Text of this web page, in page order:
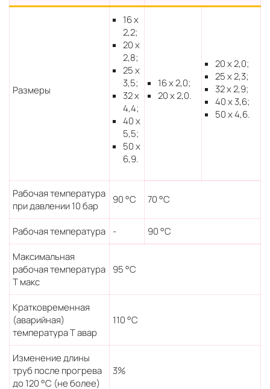
Размеры
16 x
2,2;
20 x
2,8;
25 x
3,5;
32 x
4,4;
40 x
5,5;
50 x
6,9.
16 x 2,0;
20 x 2,0.
20 х 2,0;
25 x 2,3;
32 x 2,9;
40 x 3,6;
50 x 4,6.
Рабочая температура
при давлении 10 бар
90 °С 70 °С
Рабочая температура -
90 °С
Максимальная
рабочая температура
Т макс
95 °С
Кратковременная
(аварийная)
температура Т авар
110 °С
Изменение длины
труб после прогрева
до 120 °С (не более)
3%